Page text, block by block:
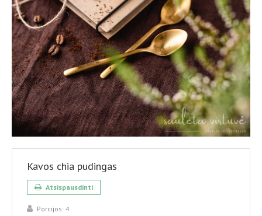
Kavos chia pudingas
Atsispausdinti
Porcijos: 4